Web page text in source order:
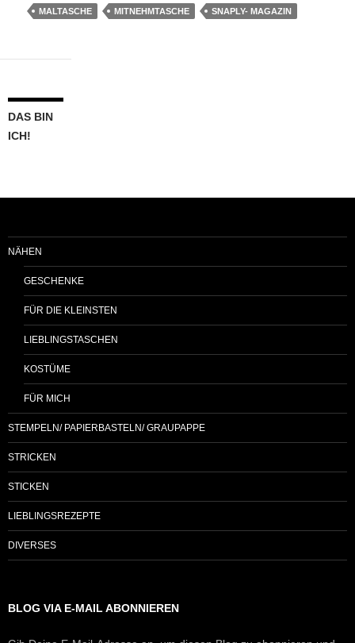
MALTASCHE MITNEHMTASCHE SNAPLY- MAGAZIN
DAS BIN
ICH!
NÄHEN
GESCHENKE
FÜR DIE KLEINSTEN
LIEBLINGSTASCHEN
KOSTÜME
FÜR MICH
STEMPELN/ PAPIERBASTELN/ GRAUPAPPE
STRICKEN
STICKEN
LIEBLINGSREZEPTE
DIVERSES
BLOG VIA E-MAIL ABONNIEREN